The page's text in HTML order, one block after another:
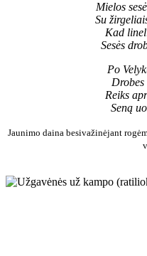
Mielos
Su
Kad
Sesės
Po
Reiks
Seną
Jaunimo daina besivažinėjant